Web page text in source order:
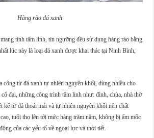
Hàng rào đá xanh
tính tâm linh, tín ngưỡng đều sử dụng hàng rào bằng
lúc này là loại đá xanh được khai thác tại Ninh Bình,
công từ đá xanh tự nhiên nguyên khối, dùng nhiều cho
đại, những công trình tâm linh như: đình, chùa, nhà thờ
từ đá thoải mái và tự nhiên nguyên khối nên chất
tuổi thọ lên tới mức hàng trăm năm, không bị ẩm mốc
của các yếu tố về ngoại lực và thời tiết.